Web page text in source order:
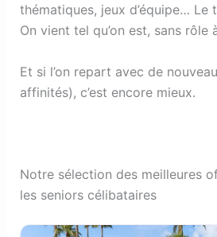
thématiques, jeux d’équipe… Le
On vient tel qu’on est, sans rôle
Et si l’on repart avec de
affinités), c’est encore mieux.
Notre sélection des meilleures
les seniors célibataires